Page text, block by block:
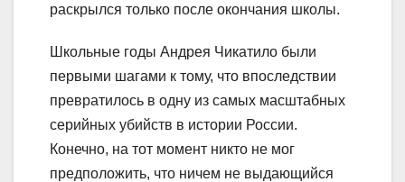
раскрылся только после окончания школы.
Школьные годы Андрея Чикатило были
первыми шагами к тому, что впоследствии
превратилось в одну из самых масштабных
серийных убийств в истории России.
Конечно, на тот момент никто не мог
предположить, что ничем не выдающийся